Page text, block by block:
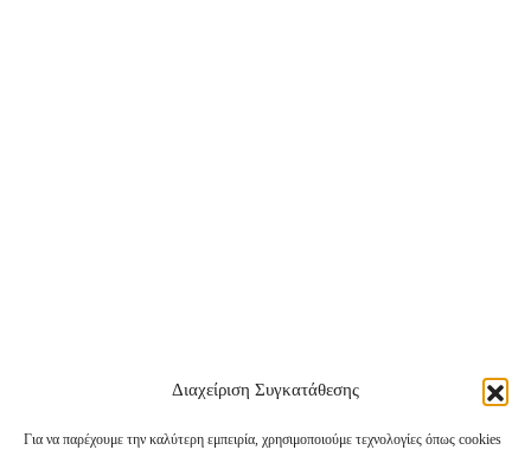
Διαχείριση Συγκατάθεσης
Για να παρέχουμε την καλύτερη εμπειρία, χρησιμοποιούμε τεχνολογίες όπως cookies